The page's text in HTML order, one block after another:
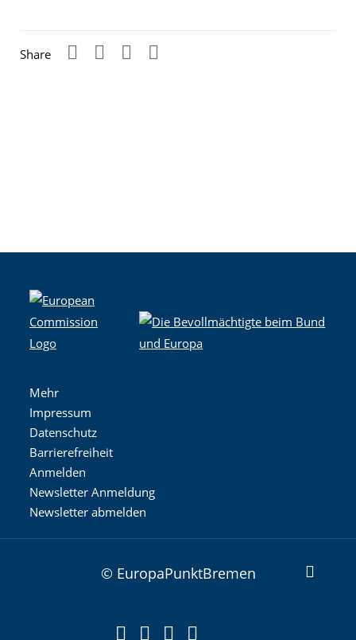
Share
Mehr
Impressum
Datenschutz
Barrierefreiheit
Anmelden
Newsletter Anmeldung
Newsletter abmelden
© EuropaPunktBremen